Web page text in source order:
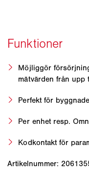
Möjliggör
mätvärden från upp
Perfekt för
Per enhet resp.
Kodkontakt för
Artikelnummer: